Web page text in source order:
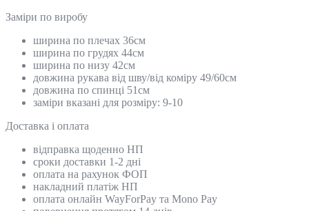
Замiри по виробу
ширина по плечах 36см
ширина по грудях 44см
ширина по низу 42см
довжина рукава від шву/від коміру 49/60см
довжина по спинці 51см
заміри вказані для розміру: 9-10
Доставка і оплата
відправка щоденно НП
сроки доставки 1-2 дні
оплата на рахунок ФОП
накладний платіж НП
оплата онлайн WayForPay та Mono Pay